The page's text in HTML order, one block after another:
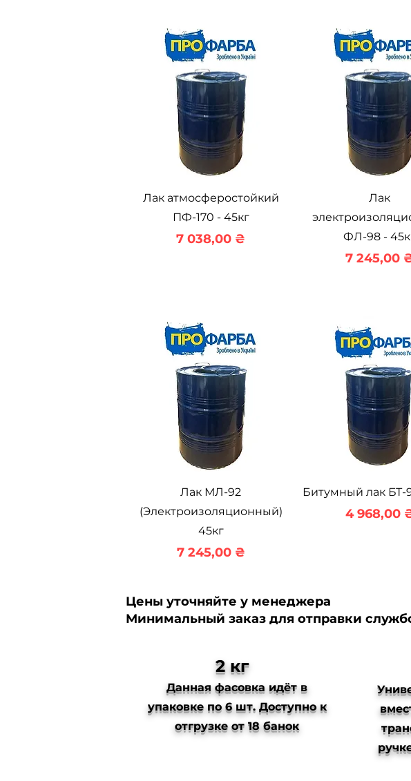
Быстрый просмотр
Лак атмосферостойкий
ПФ-170 - 45кг
Цена
7 038,00 ₴
БыстрыйЛак
ФЛ-98 -
Цена
7 245,00
Быстрый просмотр
Лак МЛ-92
(Электроизоляционный)
45кг
Цена
7 245,00 ₴
Быстрый
Битумный лак БТ-
Цена
4 968,00
Цены уточняйте у менеджера
Минимальный заказ для отправки
2 кг
Данная фасовка идёт в
упаковке по 6 шт. Доступно к
отгрузке от 18 банок